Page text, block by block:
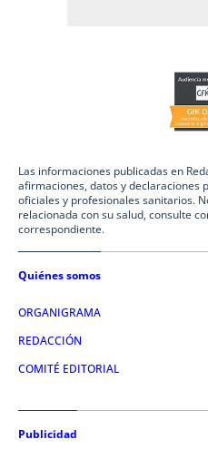
Las informaciones publicadas en
afirmaciones, datos y declaraciones
oficiales y profesionales sanitarios.
relacionada con su salud, consulte
correspondiente.
Quiénes somos
ORGANIGRAMA
REDACCIÓN
COMITÉ EDITORIAL
Publicidad